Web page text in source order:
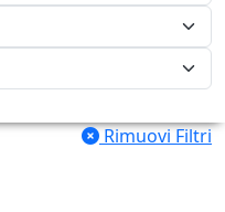
Rimuovi Filtri